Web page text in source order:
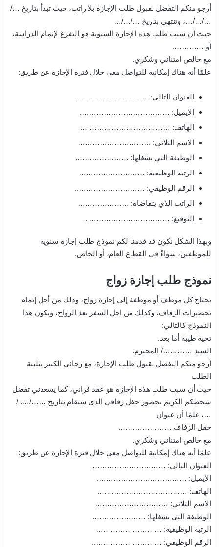
أرجو منكم التفضل بقبول طلب الإجازة بلا راتب، حيث تبدأ بتاريخ …/
…/…/…، وتنتهي بتاريخ …/…/…
حيث أن سبب طلب هذه الإجازة السنوية هو التفرغ لإتمام الدراسة،
أو ………….
مع خالص امتناني وشكري.
علمًا أنه هناك إمكانية للتواصل معي خلال فترة الإجازة عن طريق:
العنوان التالي: …………………………
الإيميل: ……………………………….
الهاتف: ……………………………….
الاسم الثلاثي: …………………………
الوظيفة التي يشغلها: ………………….
الرتبة الوظيفية: ………………………
الرقم الوظيفي: ………………………..
الراتب الذي يتقاضاه: …………………
التوقيع: ……………………………..
وبهذا الشكل نكون قد قدمنا لكم نموذج طلب إجازة سنوية
للموظفين، سواءً في القطاع العام، أو الخاص.
نموذج طلب إجازة زواج
يحتاج كل موظف أو موظفة إلى إجازة زواج، وذلك من أجل إتمام
تحضيرات الزفاف، وكذلك من اجل السفر بعد الزواج، ويكون هذا
النموذج كالتالي:
تحية طيبة أما بعد.
السيد …………/ المحترم.
أرجو منكم التفضل بقبول طلب الإجازة، مع رجائي الكبير بتلبية
الطلب
حيث أن سبب طلب هذه الإجازة هو عقد قراني، كما يسعدني تفضل
شخصكم الكريم بحضور حفل زفافي الذي سيقام بتاريخ ……/…. /
…، علمًا أن عنوان
حفل الزفاف ………………….
مع خالص امتناني وشكري.
علمًا أنه هناك إمكانية للتواصل معي خلال فترة الإجازة عن طريق:
العنوان التالي: …………………………
الإيميل: ……………………………….
الهاتف: ……………………………….
الاسم الثلاثي: …………………………
الوظيفة التي يشغلها: ………………….
الرتبة الوظيفية: ………………………
الرقم الوظيفي: ………………………..